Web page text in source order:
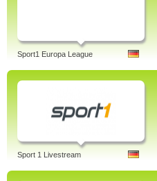
Sport1 Europa League
Sport 1 Livestream